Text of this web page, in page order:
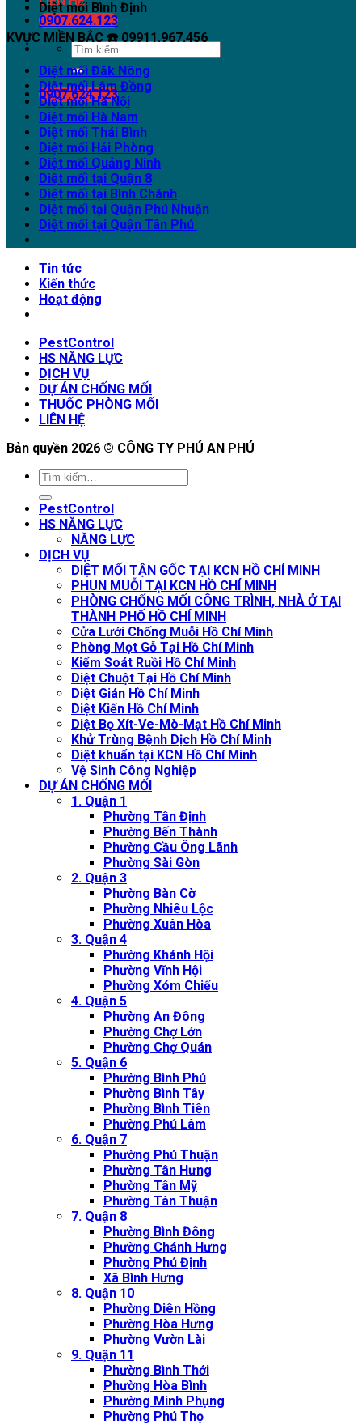
0907.624.123
0907.624.123
Diệt mối Bình Định
KVỰC MIỀN BẮC ☎️ 09911.967.456
Diệt mối Đăk Nông
Diệt mối Lâm Đồng
Diệt mối Hà Nội
Diệt mối Hà Nam
Diệt mối Thái Bình
Diệt mối Hải Phòng
Diệt mối Quảng Ninh
Diệt mối tại Quận 8
Diệt mối tại Bình Chánh
Diệt mối tại Quận Phú Nhuận
Diệt mối tại Quận Tân Phú
Tin tức
Kiến thức
Hoạt động
PestControl
HS NĂNG LỰC
DỊCH VỤ
DỰ ÁN CHỐNG MỐI
THUỐC PHÒNG MỐI
LIÊN HỆ
Bản quyền 2026 © CÔNG TY PHÚ AN PHÚ
PestControl
HS NĂNG LỰC
NĂNG LỰC
DỊCH VỤ
DIỆT MỐI TẬN GỐC TẠI KCN HỒ CHÍ MINH
PHUN MUỖI TẠI KCN HỒ CHÍ MINH
PHÒNG CHỐNG MỐI CÔNG TRÌNH, NHÀ Ở TẠI
THÀNH PHỐ HỒ CHÍ MINH
Cửa Lưới Chống Muỗi Hồ Chí Minh
Phòng Mọt Gỗ Tại Hồ Chí Minh
Kiểm Soát Ruồi Hồ Chí Minh
Diệt Chuột Tại Hồ Chí Minh
Diệt Gián Hồ Chí Minh
Diệt Kiến Hồ Chí Minh
Diệt Bọ Xít-Ve-Mò-Mạt Hồ Chí Minh
Khử Trùng Bệnh Dịch Hồ Chí Minh
Diệt khuẩn tại KCN Hồ Chí Minh
Vệ Sinh Công Nghiệp
DỰ ÁN CHỐNG MỐI
1. Quận 1
Phường Tân Định
Phường Bến Thành
Phường Cầu Ông Lãnh
Phường Sài Gòn
2. Quận 3
Phường Bàn Cờ
Phường Nhiêu Lộc
Phường Xuân Hòa
3. Quận 4
Phường Khánh Hội
Phường Vĩnh Hội
Phường Xóm Chiếu
4. Quận 5
Phường An Đông
Phường Chợ Lớn
Phường Chợ Quán
5. Quận 6
Phường Bình Phú
Phường Bình Tây
Phường Bình Tiên
Phường Phú Lâm
6. Quận 7
Phường Phú Thuận
Phường Tân Hưng
Phường Tân Mỹ
Phường Tân Thuận
7. Quận 8
Phường Bình Đông
Phường Chánh Hưng
Phường Phú Định
Xã Bình Hưng
8. Quận 10
Phường Diên Hồng
Phường Hòa Hưng
Phường Vườn Lài
9. Quận 11
Phường Bình Thới
Phường Hòa Bình
Phường Minh Phụng
Phường Phú Thọ